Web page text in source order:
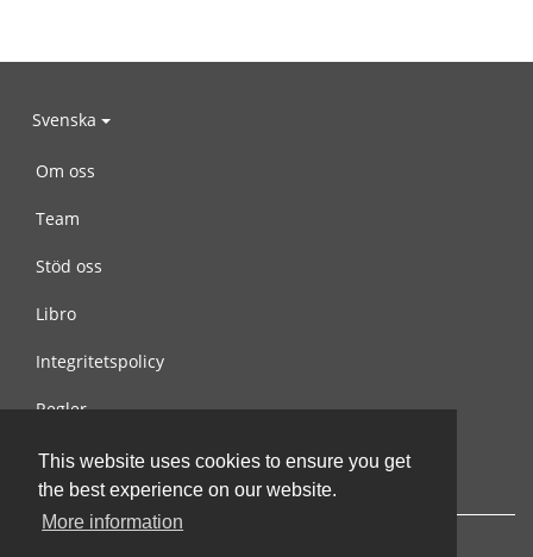
This website uses cookies to ensure you get
the best experience on our website.
More information
Svenska
Om oss
Team
Stöd oss
Libro
Integritetspolicy
Regler
Kontakta oss